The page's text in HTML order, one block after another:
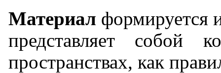
Материал формируется
представляет собой
пространствах, как